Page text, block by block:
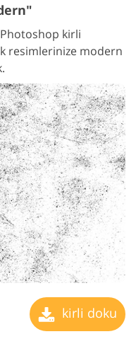
Photoshop kirli
resimlerinize modern
kirli doku